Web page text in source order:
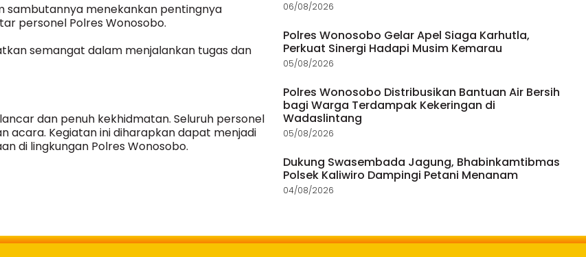
sambutannya menekankan pentingnya
personel Polres Wonosobo.
semangat dalam menjalankan tugas dan
dan penuh kekhidmatan. Seluruh personel
acara. Kegiatan ini diharapkan dapat menjadi
di lingkungan Polres Wonosobo.
06/08/2026
Polres Wonosobo Gelar Apel Siaga Karhutla,
Perkuat Sinergi Hadapi Musim Kemarau
05/08/2026
Polres Wonosobo Distribusikan Bantuan Air Bersih
bagi Warga Terdampak Kekeringan di
Wadaslintang
05/08/2026
Dukung Swasembada Jagung, Bhabinkamtibmas
Polsek Kaliwiro Dampingi Petani Menanam
04/08/2026